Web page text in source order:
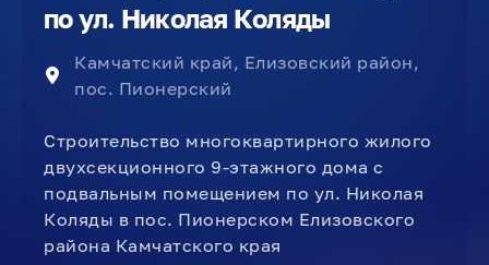
по ул. Николая Коляды
Камчатский край, Елизовский район,
пос. Пионерский
Строительство многоквартирного жилого
двухсекционного 9-этажного дома с
подвальным помещением по ул. Николая
Коляды в пос. Пионерском Елизовского
района Камчатского края